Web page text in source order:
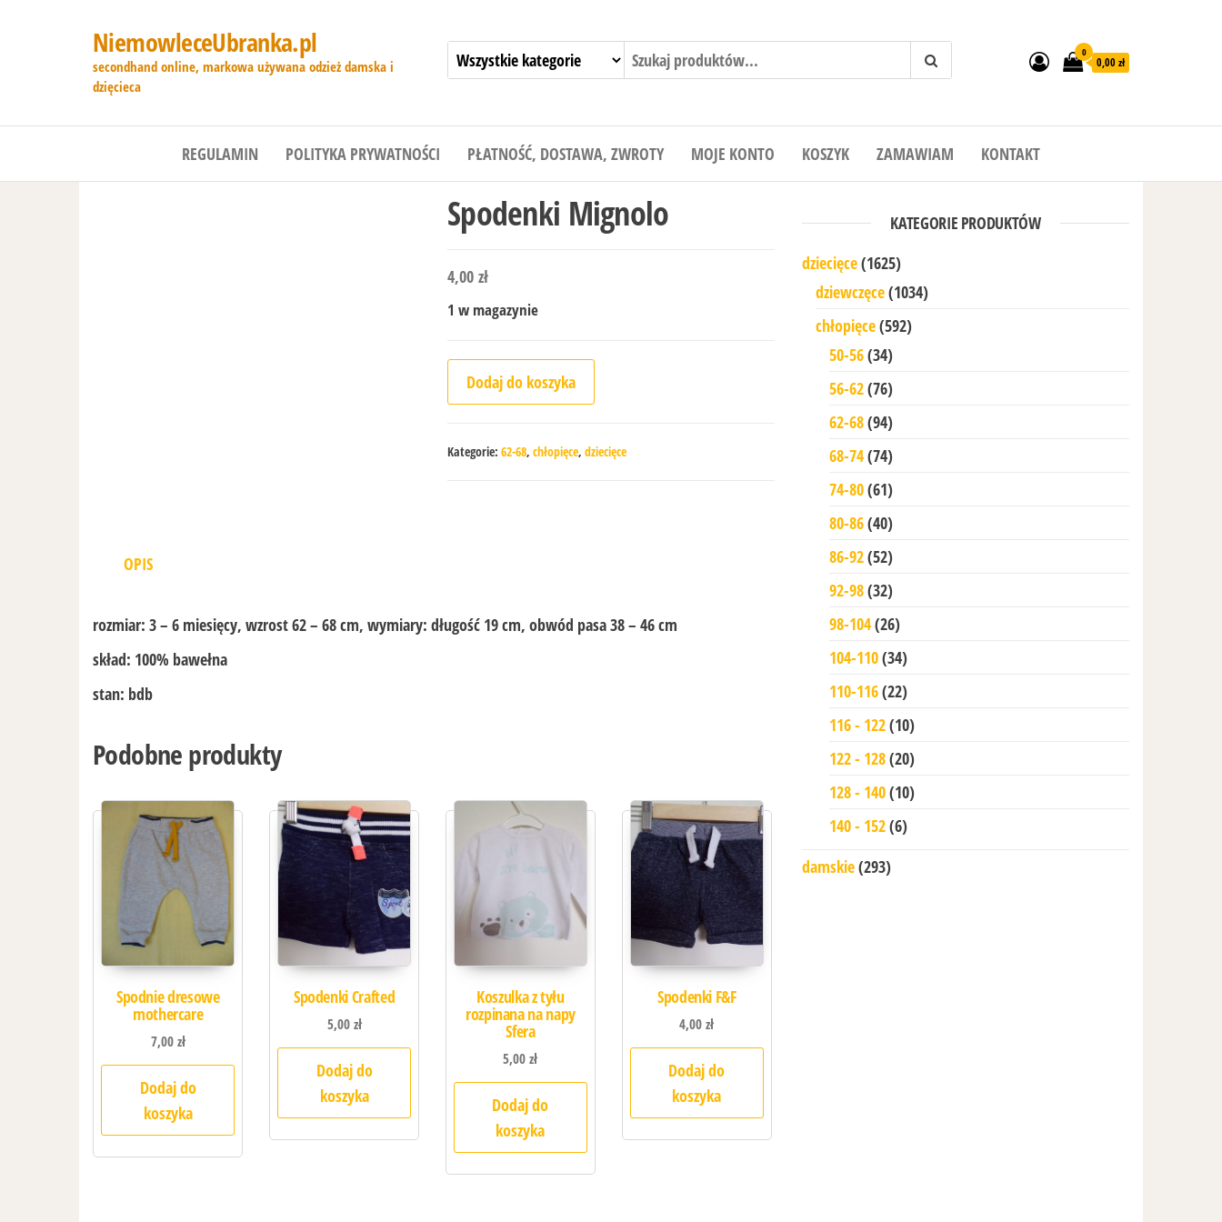
NiemowleceUbranka.pl
secondhand online, markowa używana odzież damska i
dzięcieca
0
0,00 zł
REGULAMIN POLITYKA PRYWATNOŚCI PŁATNOŚĆ, DOSTAWA, ZWROTY MOJE KONTO KOSZYK ZAMAWIAM KONTAKT
Spodenki Mignolo
4,00 zł
1 w magazynie
ilość Spodenki Mignolo
Dodaj do koszyka
Kategorie: 62-68, chłopięce, dziecięce
OPIS
rozmiar: 3 – 6 miesięcy, wzrost 62 – 68 cm, wymiary: długość 19 cm, obwód pasa 38 – 46 cm
skład: 100% bawełna
stan: bdb
Podobne produkty
Spodnie dresowe
mothercare
7,00zł
Dodaj do
koszyka
Spodenki Crafted
5,00zł
Dodaj do
koszyka
Koszulka z tyłu
rozpinana na napy
Sfera
5,00zł
Dodaj do
koszyka
Spodenki F&F
4,00zł
Dodaj do
koszyka
KATEGORIE PRODUKTÓW
dziecięce(1625)
dziewczęce(1034)
chłopięce(592)
50-56(34)
56-62(76)
62-68(94)
68-74(74)
74-80(61)
80-86(40)
86-92(52)
92-98(32)
98-104(26)
104-110(34)
110-116(22)
116 - 122(10)
122 - 128(20)
128 - 140(10)
140 - 152(6)
damskie(293)